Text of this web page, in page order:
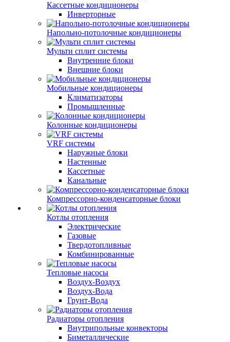
Кассетные кондиционеры
Инверторные
Напольно-потолочные кондиционеры
Мульти сплит системы
Внутренние блоки
Внешние блоки
Мобильные кондиционеры
Климатизаторы
Промышленные
Колонные кондиционеры
VRF системы
Наружные блоки
Настенные
Кассетные
Канальные
Компрессорно-конденсаторные блоки
Котлы отопления
Электрические
Газовые
Твердотопливные
Комбинированные
Тепловые насосы
Воздух-Воздух
Воздух-Вода
Грунт-Вода
Радиаторы отопления
Внутрипольные конвекторы
Биметаллические